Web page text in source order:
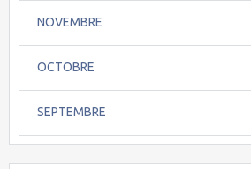
NOVEMBRE
OCTOBRE
SEPTEMBRE